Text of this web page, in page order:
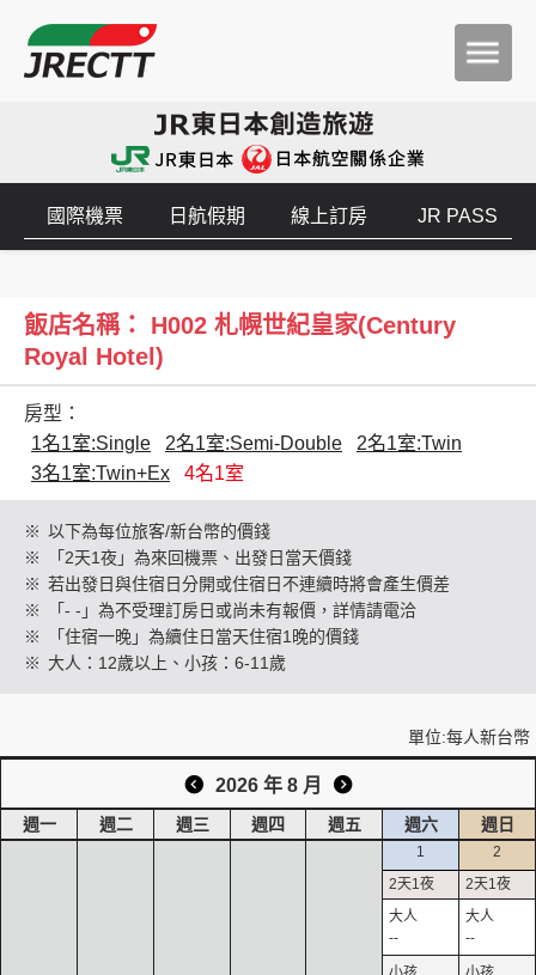
創造旅遊
國際機票 日航假期 線上訂房 JR PASS
飯店名稱： H002 札幌世紀皇家(Century
Royal Hotel)
房型：
1名1室:Single
2名1室:Semi-Double
2名1室:Twin
3名1室:Twin+Ex
4名1室
※ 以下為每位旅客/新台幣的價錢
※
「2天1夜」為來回機票、出發日當天價錢
※ 若出發日與住宿日分開或住宿日不連續時將會產生價差
※
「- -」為不受理訂房日或尚未有報價，詳情請電洽
※
「住宿一晚」為續住日當天住宿1晚的價錢
※ 大人：12歲以上、小孩：6-11歲
單位:每人新台幣
2026 年 8 月
週一 週二 週三 週四 週五 週六 週日
1
--
2
--